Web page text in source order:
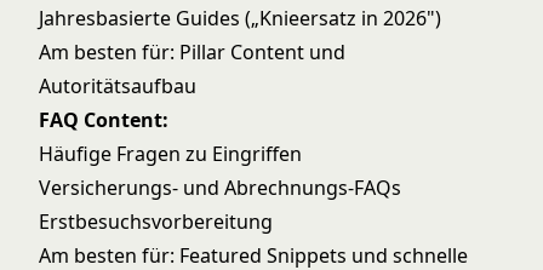
Jahresbasierte Guides („Knieersatz in 2026")
Am besten für: Pillar Content und
Autoritätsaufbau
FAQ Content:
Häufige Fragen zu Eingriffen
Versicherungs- und Abrechnungs-FAQs
Erstbesuchsvorbereitung
Am besten für: Featured Snippets und schnelle